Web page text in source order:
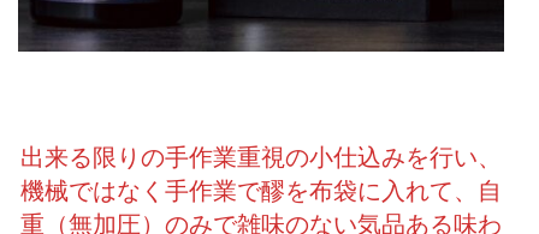
出来る限りの手作業重視の小仕込みを行い、
機械ではなく手作業で醪を布袋に入れて、自
重（無加圧）のみで雑味のない気品ある味わ